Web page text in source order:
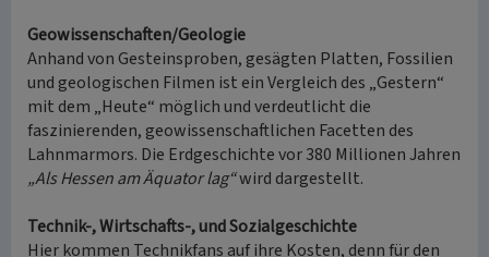
Geowissenschaften/Geologie
Anhand von Gesteinsproben, gesägten Platten, Fossilien
und geologischen Filmen ist ein Vergleich des „Gestern“
mit dem „Heute“ möglich und verdeutlicht die
faszinierenden, geowissenschaftlichen Facetten des
Lahnmarmors. Die Erdgeschichte vor 380 Millionen Jahren
„Als Hessen am Äquator lag“wird dargestellt.
Technik-, Wirtschafts-, und Sozialgeschichte
Hier kommen Technikfans auf ihre Kosten, denn für den